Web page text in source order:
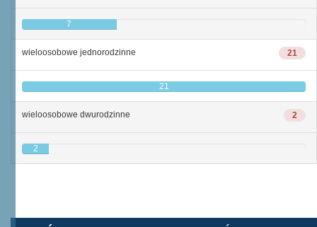
7
21
wieloosobowe jednorodzinne
21
2
wieloosobowe dwurodzinne
2